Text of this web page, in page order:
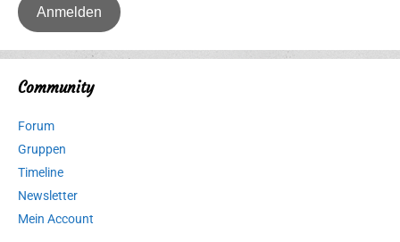
Community
Forum
Gruppen
Timeline
Newsletter
Mein Account